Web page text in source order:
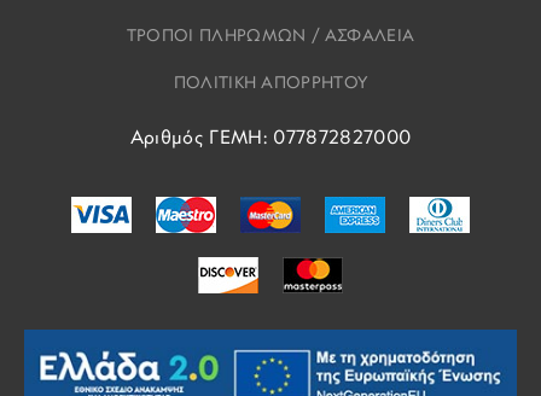
ΤΡΟΠΟΙ ΠΛΗΡΩΜΩΝ / ΑΣΦΑΛΕΙΑ
ΠΟΛΙΤΙΚΗ ΑΠΟΡΡΗΤΟΥ
Αριθμός ΓΕΜΗ: 077872827000